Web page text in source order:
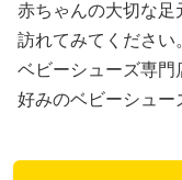
赤ちゃんの大切な足
訪れてみてください
ベビーシューズ専門
好みのベビーシュー